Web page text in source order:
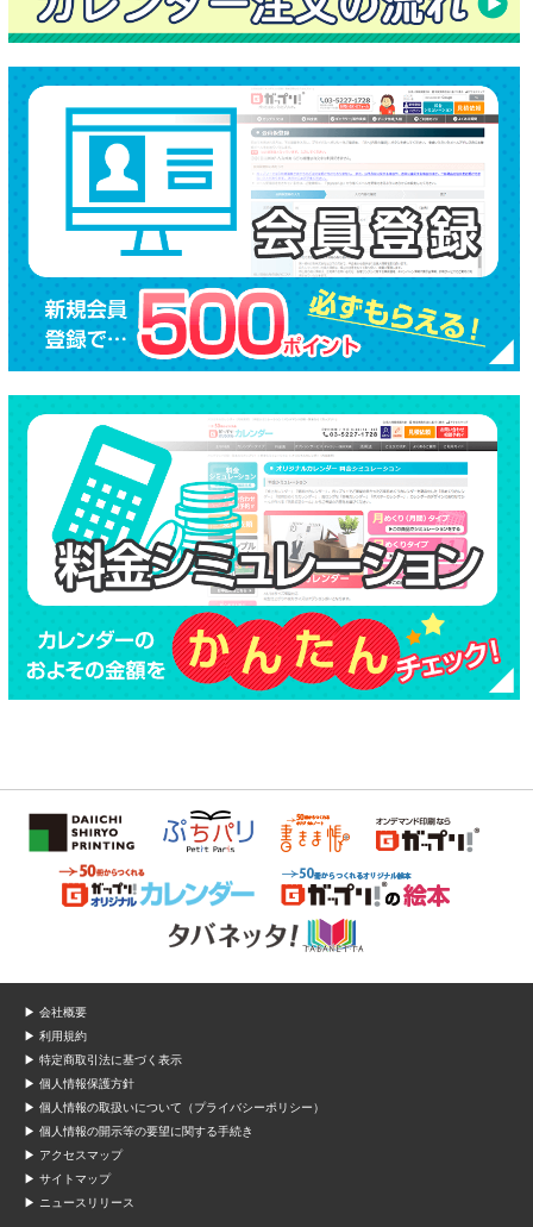
▶ 会社概要
▶ 利用規約
▶ 特定商取引法に基づく表示
▶ 個人情報保護方針
▶ 個人情報の取扱いについて（プライバシーポリシー）
▶ 個人情報の開示等の要望に関する手続き
▶ アクセスマップ
▶ サイトマップ
▶ ニュースリリース